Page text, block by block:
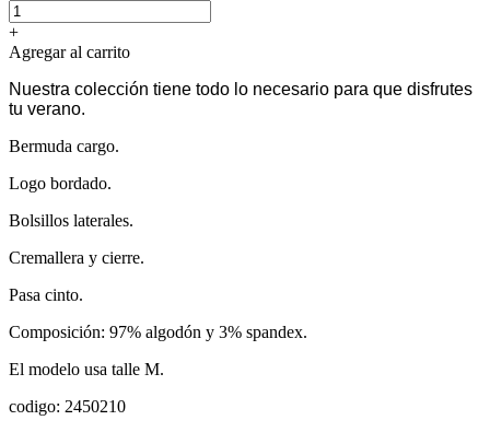
+
Agregar al carrito
Nuestra colección tiene todo lo necesario para que disfrutes
tu verano.
Bermuda cargo.
Logo bordado.
Bolsillos laterales.
Cremallera y cierre.
Pasa cinto.
Composición: 97% algodón y 3% spandex.
El modelo usa talle M.
codigo: 2450210